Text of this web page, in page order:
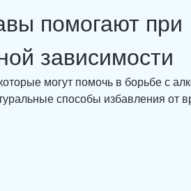
помогают при
зависимости
могут помочь в борьбе с
способы избавления от